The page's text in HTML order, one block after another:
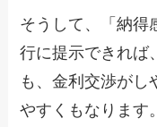
そうして、「納得
行に提示できれば
も、金利交渉がし
やすくもなります。